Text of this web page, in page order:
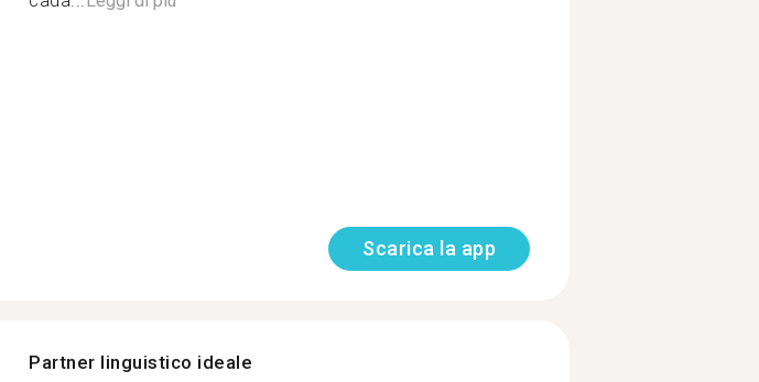
Scarica la app
Partner linguistico ideale